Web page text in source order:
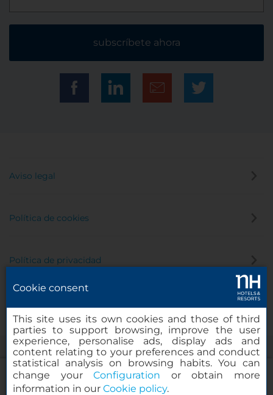
subscríbete ahora
Aviso legal
Política de cookies
Política de privacidad
Cookie consent
This site uses its own cookies and those of third
parties to support browsing, improve the user
experience, personalise ads, display ads and
content relating to your preferences and conduct
statistical analysis on browsing habits. You can
change yourConfiguration or obtain more
information in our Cookie policy.